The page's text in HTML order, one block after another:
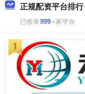
正规配资平台排行
已收录999+家平台